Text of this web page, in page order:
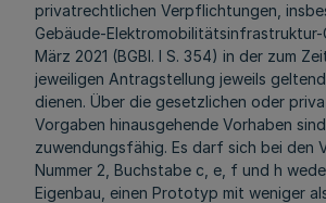
privatrechtlichen Verpflichtungen,
Gebäude-Elektromobilitätsinfrastruktur-
März 2021 (BGBl. I S. 354) in der zum
jeweiligen Antragstellung jeweils
dienen. Über die gesetzlichen oder
Vorgaben hinausgehende Vorhaben sind
zuwendungsfähig. Es darf sich bei den
Nummer 2, Buchstabe c, e, f und h
Eigenbau, einen Prototyp mit weniger